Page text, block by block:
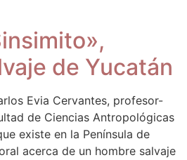
de Yucatán
Evia Cervantes, profesor-
de Ciencias Antropológicas
existe en la Península de
acerca de un hombre salvaje